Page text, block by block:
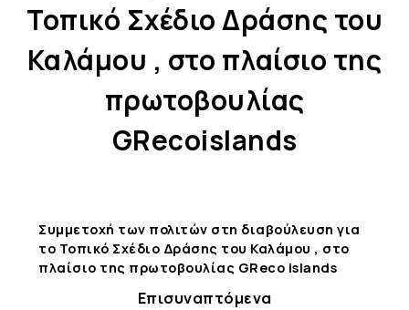
Τοπικό Σχέδιο Δράσης του
Καλάμου , στο πλαίσιο της
πρωτοβουλίας
GRecoislands
Συμμετοχή των πολιτών στη διαβούλευση για
το Τοπικό Σχέδιο Δράσης του Καλάμου , στο
πλαίσιο της πρωτοβουλίας GReco islands
Επισυναπτόμενα